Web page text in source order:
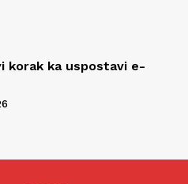
korak ka uspostavi e-